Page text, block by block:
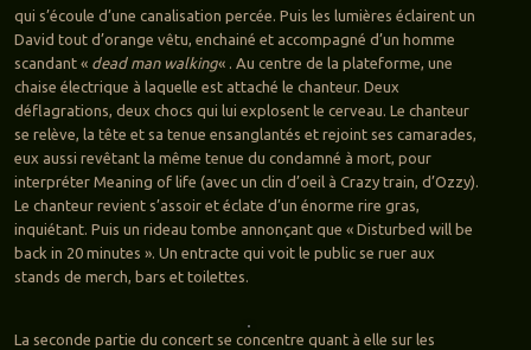
qui s’écoule d’une canalisation percée. Puis les lumières éclairent un
David tout d’orange vêtu, enchainé et accompagné d’un homme
scandant « dead man walking« . Au centre de la plateforme, une
chaise électrique à laquelle est attaché le chanteur. Deux
déflagrations, deux chocs qui lui explosent le cerveau. Le chanteur
se relève, la tête et sa tenue ensanglantés et rejoint ses camarades,
eux aussi revêtant la même tenue du condamné à mort, pour
interpréter Meaning of life (avec un clin d’oeil à Crazy train, d’Ozzy).
Le chanteur revient s’assoir et éclate d’un énorme rire gras,
inquiétant. Puis un rideau tombe annonçant que « Disturbed will be
back in 20 minutes ». Un entracte qui voit le public se ruer aux
stands de merch, bars et toilettes.
La seconde partie du concert se concentre quant à elle sur les